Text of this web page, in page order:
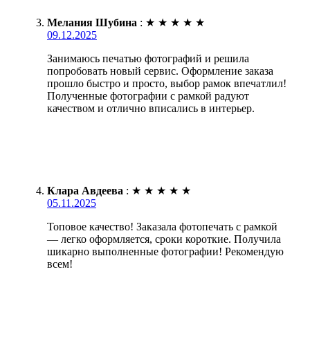
Мелания Шубина : ★ ★ ★ ★ ★
09.12.2025
Занимаюсь печатью фотографий и решила
попробовать новый сервис. Оформление заказа
прошло быстро и просто, выбор рамок впечатлил!
Полученные фотографии с рамкой радуют
качеством и отлично вписались в интерьер.
Клара Авдеева : ★ ★ ★ ★ ★
05.11.2025
Топовое качество! Заказала фотопечать с рамкой
— легко оформляется, сроки короткие. Получила
шикарно выполненные фотографии! Рекомендую
всем!